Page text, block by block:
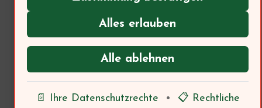
Thomas, 42
Hobbyläufer
Ich möchte meinen ersten
Ist das mit 42 Jahren realistisch?
Alles erlauben
Alle ablehnen
📄 Ihre Datenschutzrechte • 📋 Rechtliche